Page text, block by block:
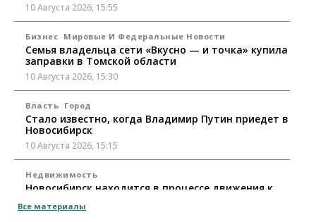
10 Августа 2026, 15:55
Бизнес Мировые И Федеральные Новости
Семья владельца сети «Вкусно — и точка» купила
заправки в Томской области
10 Августа 2026, 15:30
Власть Город
Стало известно, когда Владимир Путин приедет в
Новосибирск
10 Августа 2026, 15:15
Недвижимость
Новосибирск находится в процессе движения к
10 Августа 2026, 15:00
Все материалы